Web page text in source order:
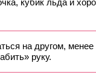
кубик льда и
на другом, менее
руку.